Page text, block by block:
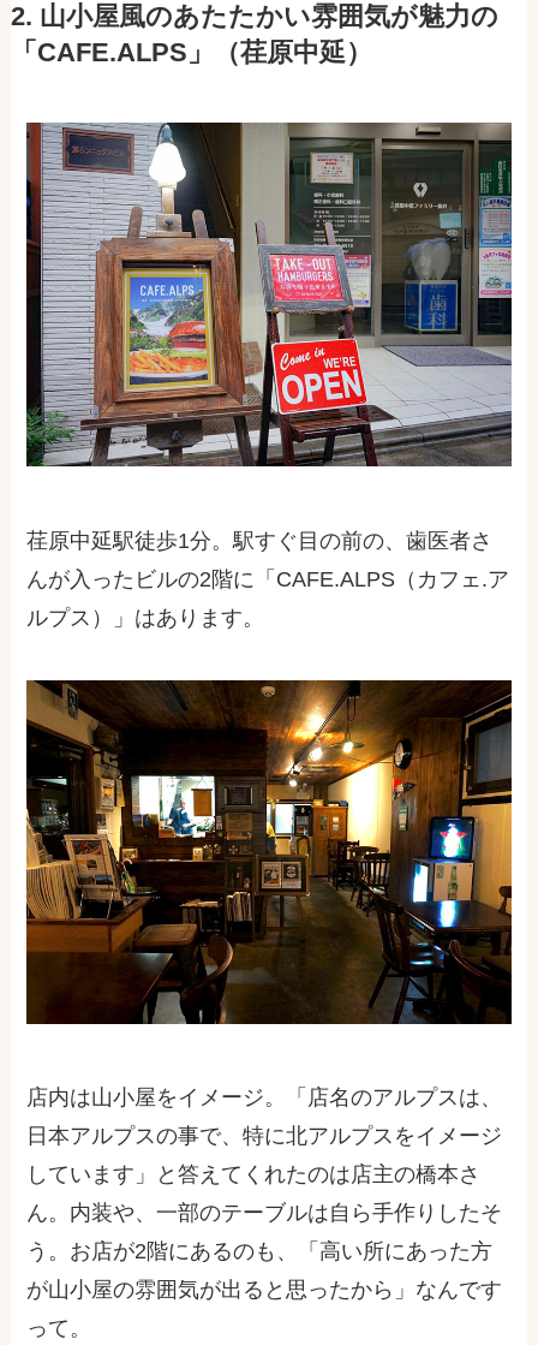
2. 山小屋風のあたたかい雰囲気が魅力の
「CAFE.ALPS」（荏原中延）
荏原中延駅徒歩1分。駅すぐ目の前の、歯医者さ
んが入ったビルの2階に「CAFE.ALPS（カフェ.ア
ルプス）」はあります。
店内は山小屋をイメージ。「店名のアルプスは、
日本アルプスの事で、特に北アルプスをイメージ
しています」と答えてくれたのは店主の橋本さ
ん。内装や、一部のテーブルは自ら手作りしたそ
う。お店が2階にあるのも、「高い所にあった方
が山小屋の雰囲気が出ると思ったから」なんです
って。